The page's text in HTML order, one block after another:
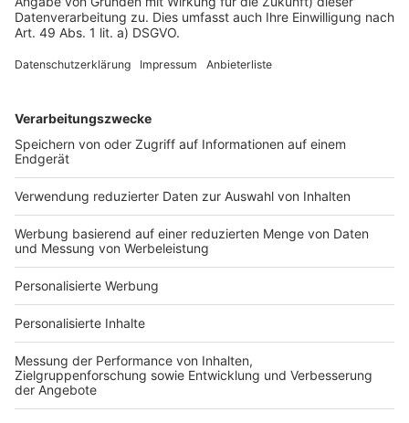
Impressum
Services
Bauprojekt-Quiz
Häuser-Suche
Hausanbieter-Suche
Bauprojekt-Profil
Für Unternehmen
Ihre Baufirma auf bauen.de
Kostenloses Infogespräch